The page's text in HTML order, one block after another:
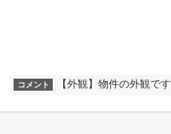
コメント 【外観】物件の外観です